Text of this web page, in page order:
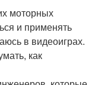
моторных
и применять
в видеоиграх.
как